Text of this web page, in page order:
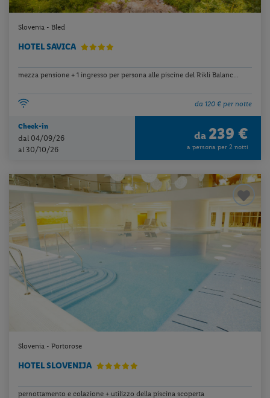
Slovenia - Bled
HOTEL SAVICA
mezza pensione + 1 ingresso per persona alle piscine del Rikli Balanc...
da 120 € per notte
Check-in
dal 04/09/26
al 30/10/26
da 239 €
a persona per 2 notti
Slovenia - Portorose
HOTEL SLOVENIJA
pernottamento e colazione + utilizzo della piscina scoperta